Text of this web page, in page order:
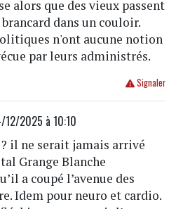
alors que des vieux passent
dans un couloir.
n'ont aucune notion
par leurs administrés.
Signaler
2025 à 10:10
il ne serait jamais arrivé
Grange Blanche
a coupé l’avenue des
Idem pour neuro et cardio.